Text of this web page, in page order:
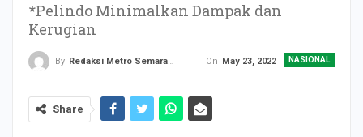
*Pelindo Minimalkan Dampak dan
Kerugian
NASIONAL
By Redaksi Metro Semarang On May 23, 2022
Share